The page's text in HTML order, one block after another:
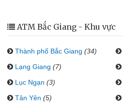
ATM Bắc Giang - Khu vực
Thành phố Bắc Giang (34)
Lạng Giang (7)
Lục Ngạn (3)
Tân Yên (5)